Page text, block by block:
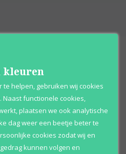
kleuren
helpen, gebruiken wij cookies
functionele cookies,
plaatsen we ook analytische
dag weer een beetje beter te
cookies zodat wij en
kunnen volgen en